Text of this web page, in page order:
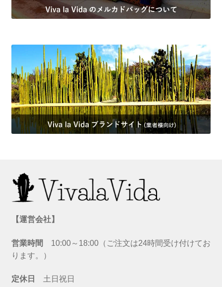
【運営会社】
営業時間 10:00～18:00（ご注文は24時間受け付けてお
ります。）
定休日 土日祝日